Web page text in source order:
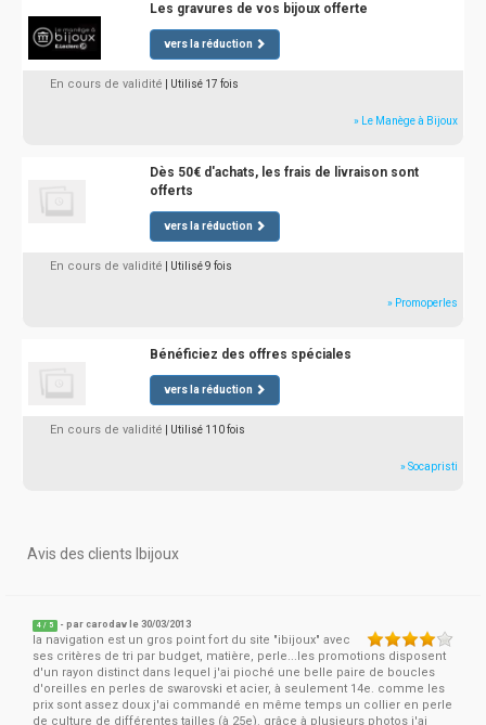
Les gravures de vos bijoux offerte
vers la réduction
En cours de validité | Utilisé 17 fois
» Le Manège à Bijoux
Dès 50€ d'achats, les frais de livraison sont
offerts
vers la réduction
En cours de validité | Utilisé 9 fois
» Promoperles
Bénéficiez des offres spéciales
vers la réduction
En cours de validité | Utilisé 110 fois
» Socapristi
Avis des clients Ibijoux
4 / 5 - parcarodav le 30/03/2013
la navigation est un gros point fort du site "ibijoux" avec
ses critères de tri par budget, matière, perle...les promotions disposent
d'un rayon distinct dans lequel j'ai pioché une belle paire de boucles
d'oreilles en perles de swarovski et acier, à seulement 14e. comme les
prix sont assez doux j'ai commandé en même temps un collier en perle
de culture de différentes tailles (à 25e). grâce à plusieurs photos j'ai